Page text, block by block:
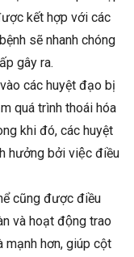
kết hợp với các
sẽ nhanh chóng
gây ra.
các huyệt đạo bị
quá trình thoái hóa
khi đó, các huyệt
hưởng bởi việc điều
cũng được điều
và hoạt động trao
hơn, giúp cột